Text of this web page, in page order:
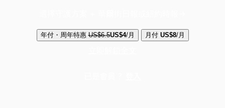
年付・周年特惠 US$6.5US$4/月 月付 US$8/月